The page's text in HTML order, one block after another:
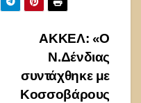
ΑΚΚΕΛ: «Ο
Ν.Δένδιας
συντάχθηκε με
Κοσσοβάρους